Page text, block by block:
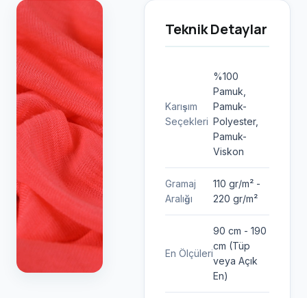
Teknik Detaylar
Karışım
Seçekleri
%100
Pamuk,
Pamuk-
Polyester,
Pamuk-
Viskon
Gramaj
Aralığı
110 gr/m² -
220 gr/m²
En Ölçüleri
90 cm - 190
cm (Tüp
veya Açık
En)